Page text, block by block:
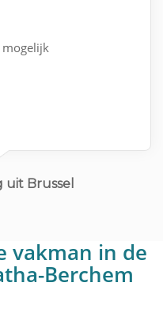
mogelijk
uit Brussel
vakman in de
Berchem